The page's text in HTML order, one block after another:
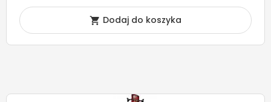
 Dodaj do koszyka